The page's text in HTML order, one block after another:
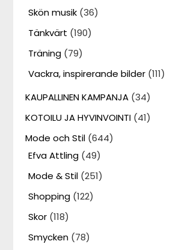
Skön musik (36)
Tänkvärt (190)
Träning (79)
Vackra, inspirerande bilder (111)
KAUPALLINEN KAMPANJA (34)
KOTOILU JA HYVINVOINTI (41)
Mode och Stil (644)
Efva Attling (49)
Mode & Stil (251)
Shopping (122)
Skor (118)
Smycken (78)